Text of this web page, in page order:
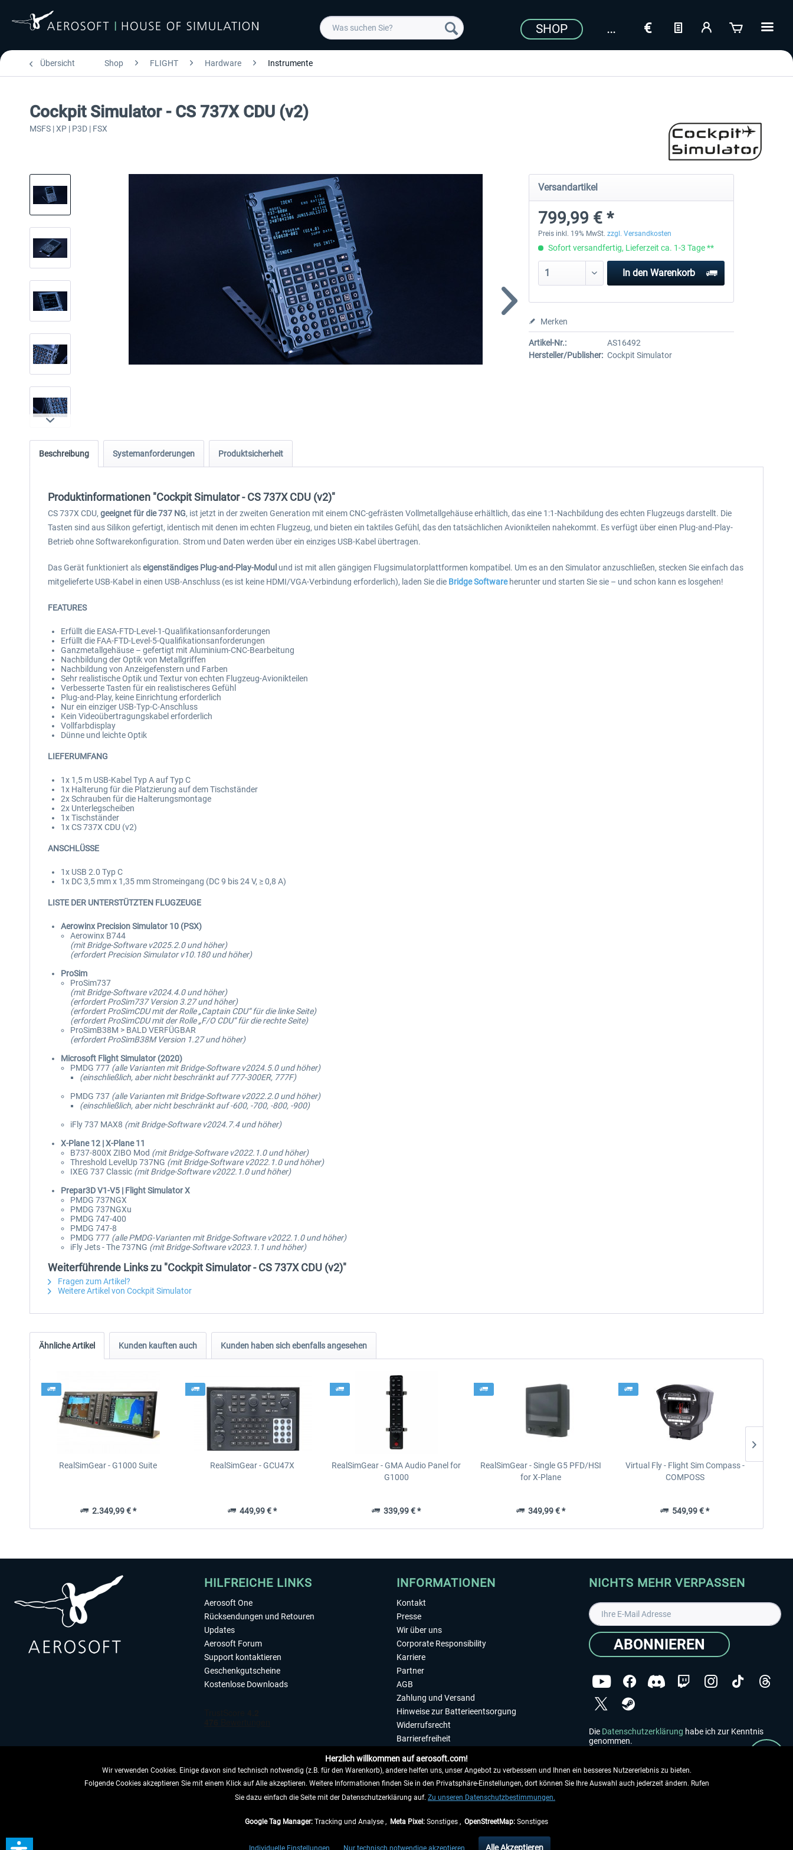
SHOP
Übersicht Shop FLIGHT Hardware Instrumente
Cockpit Simulator - CS 737X CDU (v2)
MSFS | XP | P3D | FSX
Versandartikel
799,99 € *
Preis inkl. 19% MwSt. zzgl. Versandkosten
Sofort versandfertig, Lieferzeit ca. 1-3 Tage **
In den Warenkorb
Merken
Artikel-Nr.:
AS16492
Hersteller/Publisher: Cockpit Simulator
Beschreibung Systemanforderungen Produktsicherheit
Produktinformationen "Cockpit Simulator - CS 737X CDU (v2)"
CS 737X CDU, geeignet für die 737 NG, ist jetzt in der zweiten Generation mit einem CNC-gefrästen Vollmetallgehäuse erhältlich, das eine 1:1-Nachbildung des echten Flugzeugs darstellt. Die
Tasten sind aus Silikon gefertigt, identisch mit denen im echten Flugzeug, und bieten ein taktiles Gefühl, das den tatsächlichen Avionikteilen nahekommt. Es verfügt über einen Plug-and-Play-
Betrieb ohne Softwarekonfiguration. Strom und Daten werden über ein einziges USB-Kabel übertragen.
Das Gerät funktioniert alseigenständiges Plug-and-Play-Modul und ist mit allen gängigen Flugsimulatorplattformen kompatibel. Um es an den Simulator anzuschließen, stecken Sie einfach das
mitgelieferte USB-Kabel in einen USB-Anschluss (es ist keine HDMI/VGA-Verbindung erforderlich), laden Sie die Bridge Softwareherunter und starten Sie sie – und schon kann es losgehen!
FEATURES
Erfüllt die EASA-FTD-Level-1-Qualifikationsanforderungen
Erfüllt die FAA-FTD-Level-5-Qualifikationsanforderungen
Ganzmetallgehäuse – gefertigt mit Aluminium-CNC-Bearbeitung
Nachbildung der Optik von Metallgriffen
Nachbildung von Anzeigefenstern und Farben
Sehr realistische Optik und Textur von echten Flugzeug-Avionikteilen
Verbesserte Tasten für ein realistischeres Gefühl
Plug-and-Play, keine Einrichtung erforderlich
Nur ein einziger USB-Typ-C-Anschluss
Kein Videoübertragungskabel erforderlich
Vollfarbdisplay
Dünne und leichte Optik
LIEFERUMFANG
1x 1,5 m USB-Kabel Typ A auf Typ C
1x Halterung für die Platzierung auf dem Tischständer
2x Schrauben für die Halterungsmontage
2x Unterlegscheiben
1x Tischständer
1x CS 737X CDU (v2)
ANSCHLÜSSE
1x USB 2.0 Typ C
1x DC 3,5 mm x 1,35 mm Stromeingang (DC 9 bis 24 V, ≥ 0,8 A)
LISTE DER UNTERSTÜTZTEN FLUGZEUGE
Aerowinx Precision Simulator 10 (PSX)
Aerowinx B744
(mit Bridge-Software v2025.2.0 und höher)
(erfordert Precision Simulator v10.180 und höher)
ProSim
ProSim737
(mit Bridge-Software v2024.4.0 und höher)
(erfordert ProSim737 Version 3.27 und höher)
(erfordert ProSimCDU mit der Rolle „Captain CDU“ für die linke Seite)
(erfordert ProSimCDU mit der Rolle „F/O CDU“ für die rechte Seite)
ProSimB38M > BALD VERFÜGBAR
(erfordert ProSimB38M Version 1.27 und höher)
Microsoft Flight Simulator (2020)
PMDG 777 (alle Varianten mit Bridge-Software v2024.5.0 und höher)
(einschließlich, aber nicht beschränkt auf 777-300ER, 777F)
PMDG 737 (alle Varianten mit Bridge-Software v2022.2.0 und höher)
(einschließlich, aber nicht beschränkt auf -600, -700, -800, -900)
iFly 737 MAX8 (mit Bridge-Software v2024.7.4 und höher)
X-Plane 12 | X-Plane 11
B737-800X ZIBO Mod (mit Bridge-Software v2022.1.0 und höher)
Threshold LevelUp 737NG (mit Bridge-Software v2022.1.0 und höher)
IXEG 737 Classic (mit Bridge-Software v2022.1.0 und höher)
Prepar3D V1-V5 | Flight Simulator X
PMDG 737NGX
PMDG 737NGXu
PMDG 747-400
PMDG 747-8
PMDG 777 (alle PMDG-Varianten mit Bridge-Software v2022.1.0 und höher)
iFly Jets - The 737NG (mit Bridge-Software v2023.1.1 und höher)
Weiterführende Links zu "Cockpit Simulator - CS 737X CDU (v2)"
Fragen zum Artikel?
Weitere Artikel von Cockpit Simulator
Ähnliche Artikel Kunden kauften auch Kunden haben sich ebenfalls angesehen
RealSimGear - G1000 Suite
2.349,99 € *
RealSimGear - GCU47X
449,99 € *
RealSimGear - GMA Audio Panel for
G1000
339,99 € *
RealSimGear - Single G5 PFD/HSI
for X-Plane
349,99 € *
Virtual Fly - Flight Sim Compass -
COMPOSS
549,99 € *
HILFREICHE LINKS
Aerosoft One
Rücksendungen und Retouren
Updates
Aerosoft Forum
Support kontaktieren
Geschenkgutscheine
Kostenlose Downloads
VERTRAG WIDERRUFEN
INFORMATIONEN
Kontakt
Presse
Wir über uns
Corporate Responsibility
Karriere
Partner
AGB
Zahlung und Versand
Hinweise zur Batterieentsorgung
Widerrufsrecht
Barrierefreiheit
Impressum
NICHTS MEHR VERPASSEN
ABONNIEREN
Die Datenschutzerklärung habe ich zur Kenntnis
genommen.
, wenn nicht anders beschrieben.
Herzlich willkommen auf aerosoft.com!
Wir verwenden Cookies. Einige davon sind technisch notwendig (z.B. für den Warenkorb), andere helfen uns, unser Angebot zu verbessern und Ihnen ein besseres Nutzererlebnis zu bieten.
Folgende Cookies akzeptieren Sie mit einem Klick auf Alle akzeptieren. Weitere Informationen finden Sie in den Privatsphäre-Einstellungen, dort können Sie Ihre Auswahl auch jederzeit ändern. Rufen
Sie dazu einfach die Seite mit der Datenschutzerklärung auf. Zu unseren Datenschutzbestimmungen.
Google Tag Manager: Tracking und Analyse , Meta Pixel: Sonstiges , OpenStreetMap: Sonstiges
Individuelle Einstellungen Nur technisch notwendige akzeptieren Alle Akzeptieren